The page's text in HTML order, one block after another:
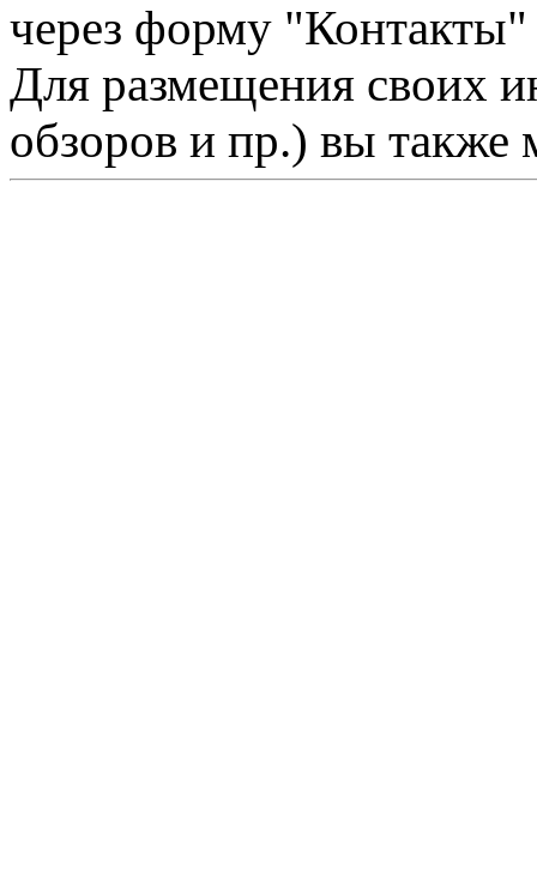
через форму "Контакты"
Для размещения своих
обзоров и пр.) вы также